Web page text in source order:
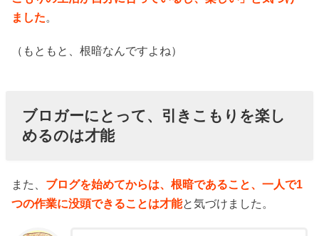
ました。
（もともと、根暗なんですよね）
ブロガーにとって、引きこもりを楽し
めるのは才能
また、 ブログを始めてからは、根暗であること、一人で1
つの作業に没頭できることは才能と気づけました。